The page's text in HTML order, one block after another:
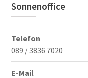
Sonnenoffice
Telefon
089 / 3836 7020
E-Mail